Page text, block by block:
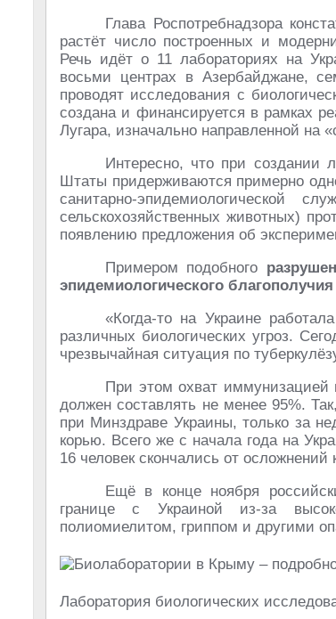
Глава Роспотребнадзора
растёт число построенных и
Речь идёт о 11 лабораториях на
восьми центрах в Азербайджане,
проводят исследования с
создана и финансируется в рамках
Лугара, изначально направленной на
Интересно, что при создании
Штаты придерживаются примерно
санитарно-эпидемиологической
сельскохозяйственных животных)
появлению предложения об
Примером подобного
эпидемиологического
«Когда-то на Украине
различных биологических угроз.
чрезвычайная ситуация по
При этом охват иммунизацией
должен составлять не менее 95%.
при Минздраве Украины, только за
корью. Всего же с начала года на
16 человек скончались от осложнений
Ещё в конце ноября
границе с Украиной из-за
полиомиелитом, гриппом и другими
Лаборатория биологических